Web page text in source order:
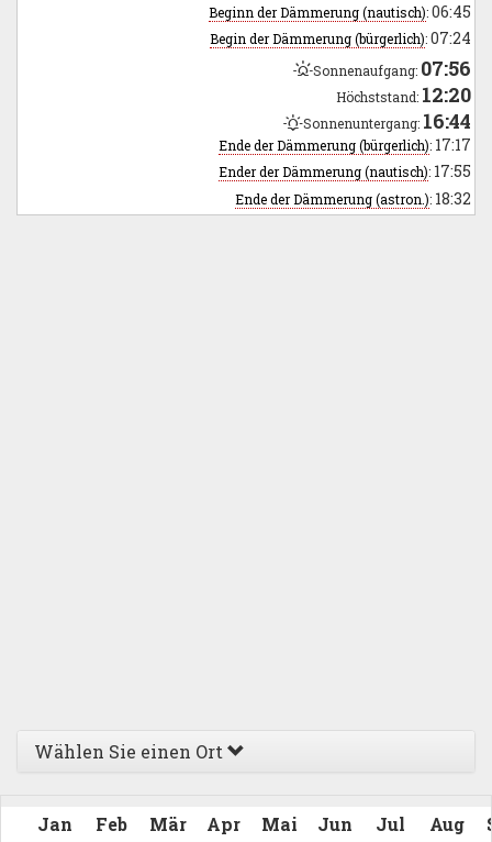
Beginn der Dämmerung (nautisch):06:45
Begin der Dämmerung (bürgerlich):07:24
Sonnenaufgang: 07:56
Höchststand: 12:20
Sonnenuntergang: 16:44
Ende der Dämmerung (bürgerlich): 17:17
Ender der Dämmerung (nautisch): 17:55
Ende der Dämmerung (astron.): 18:32
Wählen Sie einen Ort
Jan Feb Mär Apr Mai Jun Jul Aug